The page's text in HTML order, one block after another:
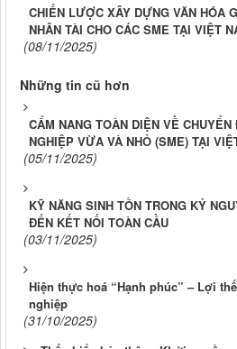
CHIẾN LƯỢC XÂY DỰNG VĂN HÓA
NHÂN TÀI CHO CÁC SME TẠI VIỆT
(08/11/2025)
Những tin cũ hơn
CẨM NANG TOÀN DIỆN VỀ
NGHIỆP VỪA VÀ NHỎ (SME) TẠI
(05/11/2025)
KỸ NĂNG SINH TỒN TRONG KỶ
ĐẾN KẾT NỐI TOÀN CẦU
(03/11/2025)
Hiện thực hoá “Hạnh phúc” – Lợi
nghiệp
(31/10/2025)